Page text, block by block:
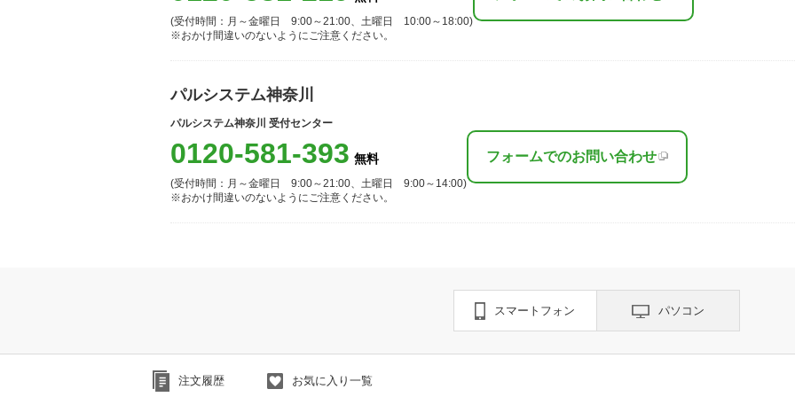
(受付時間：月～金曜日 9:00～21:00、土曜日 10:00～18:00)
※おかけ間違いのないようにご注意ください。
パルシステム神奈川
パルシステム神奈川 受付センター
0120-581-393
(受付時間：月～金曜日 9:00～21:00、土曜日 9:00～14:00)
※おかけ間違いのないようにご注意ください。
フォームでのお問い合わせ
スマートフォン パソコン
注文履歴 お気に入り一覧